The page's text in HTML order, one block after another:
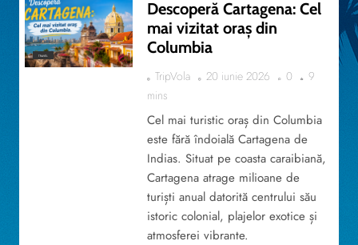
TRAVEL
Descoperă Cartagena: Cel
mai vizitat oraș din
Columbia
TripVola 20 iunie 2026 0
9
mins
Cel mai turistic oraș din Columbia
este fără îndoială Cartagena de
Indias. Situat pe coasta caraibiană,
Cartagena atrage milioane de
turiști anual datorită centrului său
istoric colonial, plajelor exotice și
atmosferei vibrante.